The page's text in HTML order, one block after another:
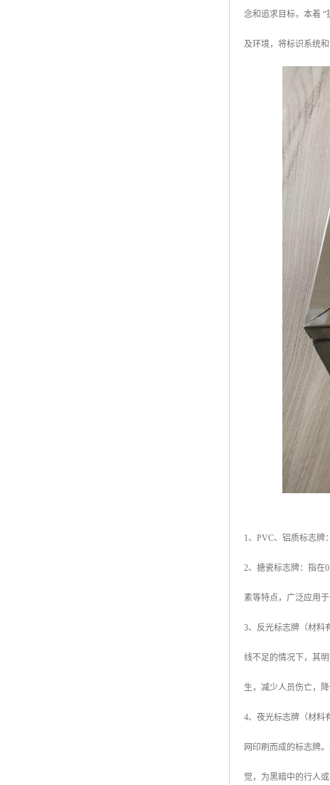
念和追求目标，本着
及环境，将标识系统
1、PVC、铝质标志牌
2、搪瓷标志牌：指在
素等特点，广泛应用
3、反光标志牌（材料
线不足的情况下，其
生，减少人员伤亡，
4、夜光标志牌（材料
网印刷而成的标志牌
觉，为黑暗中的行人